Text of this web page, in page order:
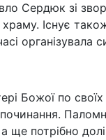
Сердюк зі
Існує
організувала
Божої по
потрібно